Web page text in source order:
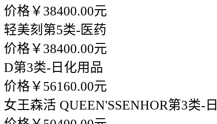
价格￥38400.00元
轻美刻 第5类-医药
价格￥38400.00元
D第3类-日化用品
价格￥56160.00元
女王森活 QUEEN'SSENHOR第3类-